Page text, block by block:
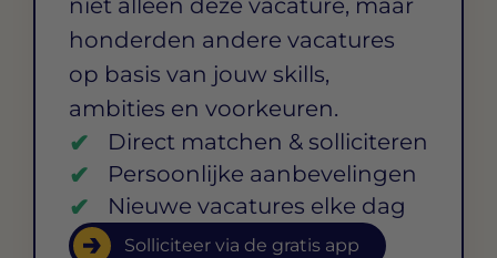
niet alleen deze vacature, maar
honderden andere vacatures
op basis van jouw skills,
ambities en voorkeuren.
Direct matchen & solliciteren
Persoonlijke aanbevelingen
Nieuwe vacatures elke dag
Solliciteer via de gratis app